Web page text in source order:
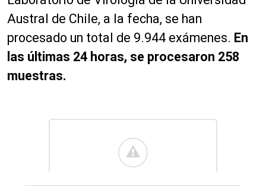
Austral de Chile, a la fecha, se han
procesado un total de 9.944 exámenes. En
las últimas 24 horas, se procesaron 258
muestras.